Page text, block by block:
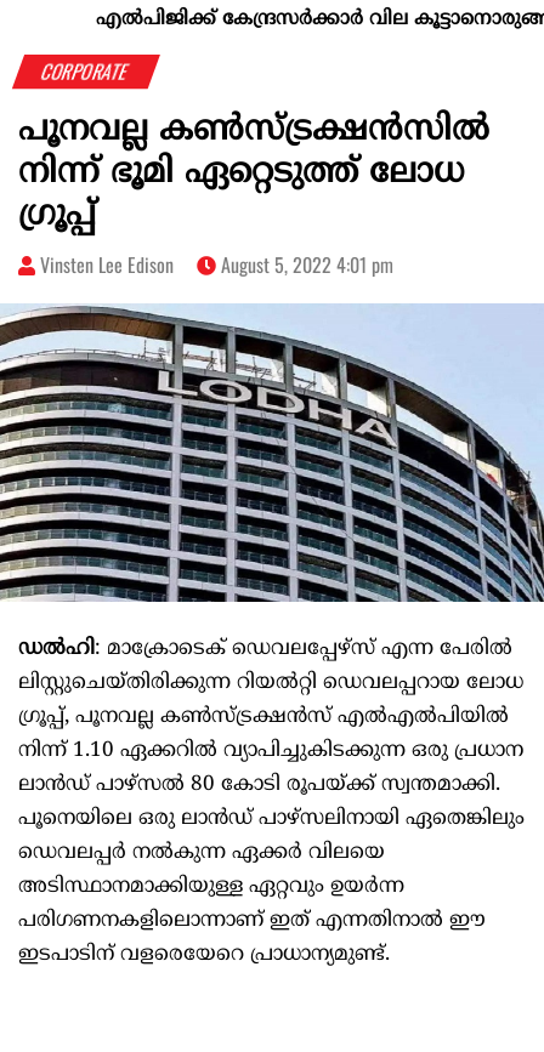
CALENDAR
KERALA @70
എല്‍പിജിക്ക് കേന്ദ്രസർക്കാർ വില
CORPORATE
പൂനവല്ല കൺസ്ട്രക്ഷൻസിൽ
നിന്ന് ഭൂമി ഏറ്റെടുത്ത് ലോധ
ഗ്രൂപ്പ്
Vinsten Lee Edison August 5, 2022 4:01 pm
ഡൽഹി: മാക്രോടെക് ഡെവലപ്പേഴ്‌സ് എന്ന പേരിൽ
ലിസ്റ്റുചെയ്തിരിക്കുന്ന റിയൽറ്റി ഡെവലപ്പറായ ലോധ
ഗ്രൂപ്പ്, പൂനവല്ല കൺസ്ട്രക്ഷൻസ് എൽഎൽപിയിൽ
നിന്ന് 1.10 ഏക്കറിൽ വ്യാപിച്ചുകിടക്കുന്ന ഒരു പ്രധാന
ലാൻഡ് പാഴ്സൽ 80 കോടി രൂപയ്ക്ക് സ്വന്തമാക്കി.
പൂനെയിലെ ഒരു ലാൻഡ് പാഴ്‌സലിനായി ഏതെങ്കിലും
ഡെവലപ്പർ നൽകുന്ന ഏക്കർ വിലയെ
അടിസ്ഥാനമാക്കിയുള്ള ഏറ്റവും ഉയർന്ന
പരിഗണനകളിലൊന്നാണ് ഇത് എന്നതിനാൽ ഈ
ഇടപാടിന് വളരെയേറെ പ്രാധാന്യമുണ്ട്.